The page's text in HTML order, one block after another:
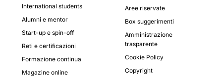
International students
Alumni e mentor
Start-up e spin-off
Reti e certificazioni
Formazione continua
Magazine online
Aree riservate
Box suggerimenti
Amministrazione
trasparente
Cookie Policy
Copyright